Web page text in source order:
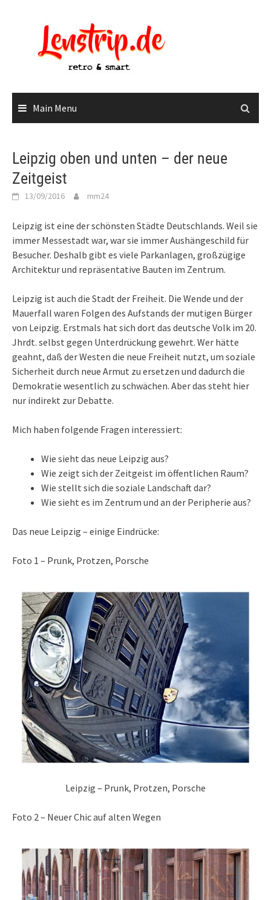
Main Menu
Leipzig oben und unten – der neue
Zeitgeist
13/09/2016 mm24
Leipzig ist eine der schönsten Städte Deutschlands. Weil sie
immer Messestadt war, war sie immer Aushängeschild für
Besucher. Deshalb gibt es viele Parkanlagen, großzügige
Architektur und repräsentative Bauten im Zentrum.
Leipzig ist auch die Stadt der Freiheit. Die Wende und der
Mauerfall waren Folgen des Aufstands der mutigen Bürger
von Leipzig. Erstmals hat sich dort das deutsche Volk im 20.
Jhrdt. selbst gegen Unterdrückung gewehrt. Wer hätte
geahnt, daß der Westen die neue Freiheit nutzt, um soziale
Sicherheit durch neue Armut zu ersetzen und dadurch die
Demokratie wesentlich zu schwächen. Aber das steht hier
nur indirekt zur Debatte.
Mich haben folgende Fragen interessiert:
Wie sieht das neue Leipzig aus?
Wie zeigt sich der Zeitgeist im öffentlichen Raum?
Wie stellt sich die soziale Landschaft dar?
Wie sieht es im Zentrum und an der Peripherie aus?
Das neue Leipzig – einige Eindrücke:
Foto 1 – Prunk, Protzen, Porsche
Leipzig – Prunk, Protzen, Porsche
Foto 2 – Neuer Chic auf alten Wegen